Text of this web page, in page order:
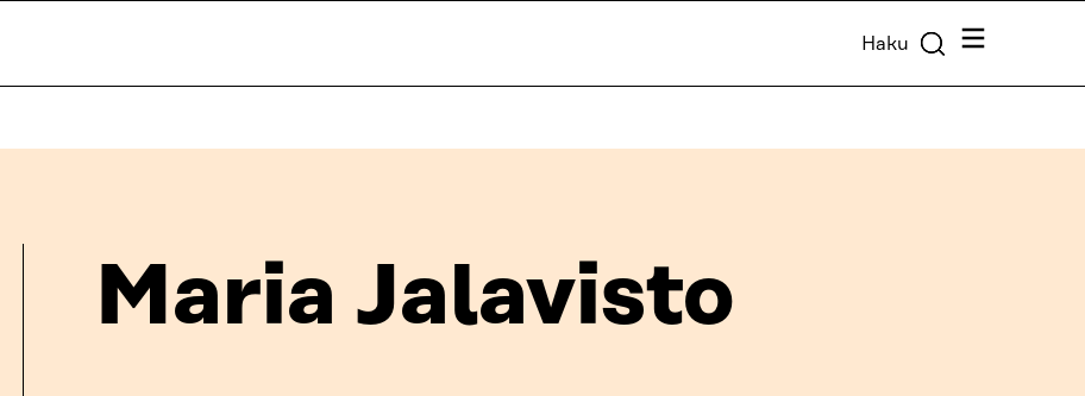
Haku Valikko
Maria Jalavisto